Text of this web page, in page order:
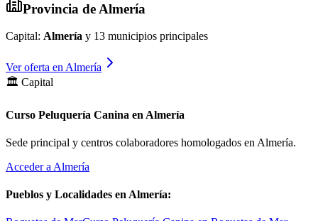
Provincia de Almería
Capital: Almería y 13 municipios principales
Ver oferta en Almería
🏛️ Capital
Curso Peluquería Canina en Almería
Sede principal y centros colaboradores homologados en Almería.
Acceder a Almería
Pueblos y Localidades en Almería: